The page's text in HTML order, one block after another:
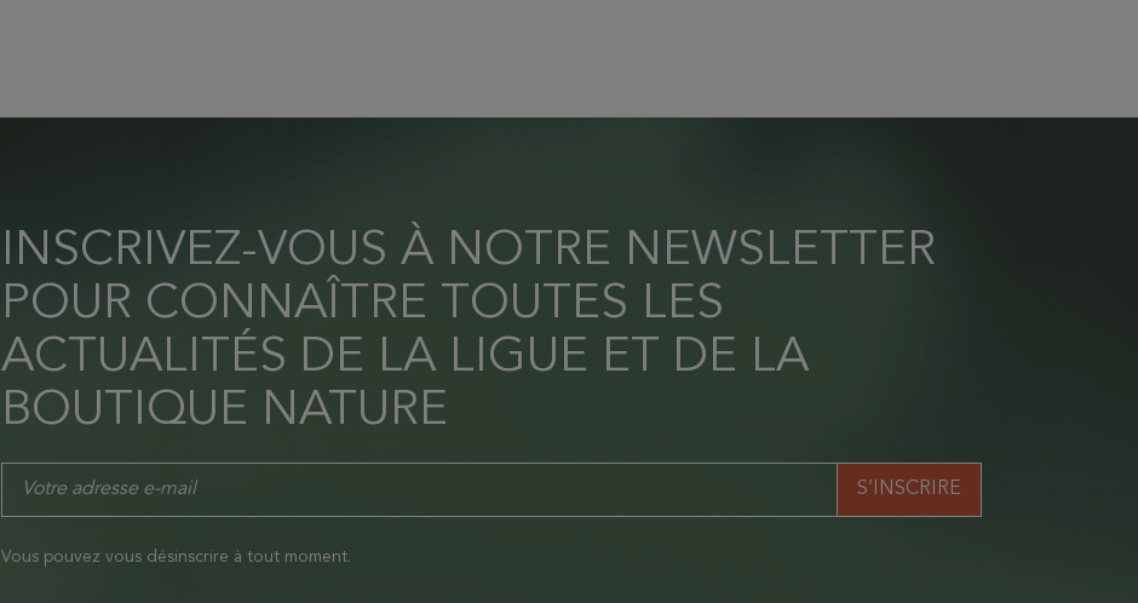
INSCRIVEZ-VOUS À NOTRE NEWSLETTER
POUR CONNAÎTRE TOUTES LES
ACTUALITÉS DE LA LIGUE ET DE LA
BOUTIQUE NATURE
Vous pouvez vous désinscrire à tout moment.